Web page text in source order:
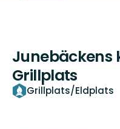
Junebäckens
Grillplats
Grillplats/Eldplats